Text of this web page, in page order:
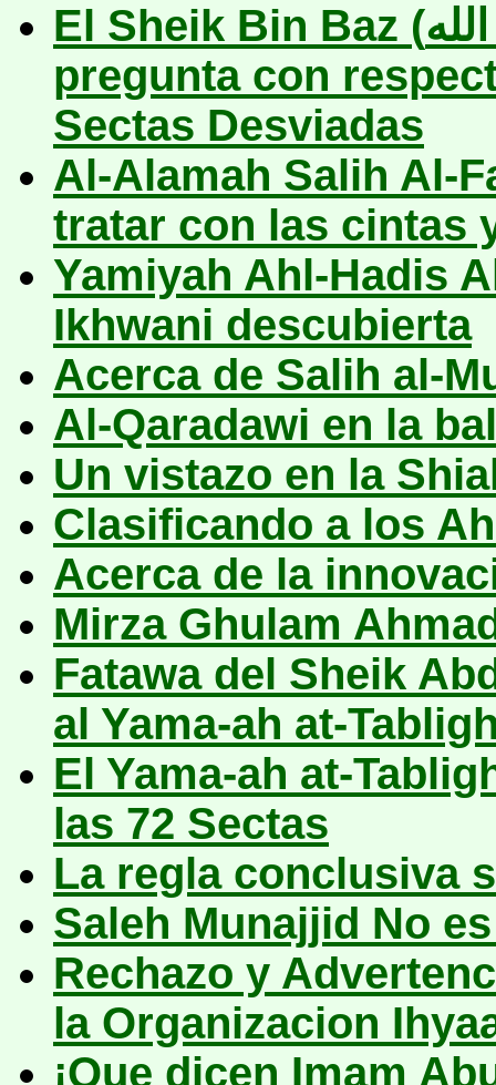
El Sheik Bin Baz (
pregunta con
Sectas Desviadas
Al-Alamah Salih Al-
tratar con las cintas
Yamiyah Ahl-Hadis
Ikhwani descubierta
Acerca de Salih al-
Al-Qaradawi en la
Un vistazo en la
Clasificando a los
Acerca de la
Mirza Ghulam
Fatawa del Sheik
al Yama-ah at-
El Yama-ah at-
las 72 Sectas
La regla conclusiva
Saleh Munajjid No
Rechazo y
la Organizacion
¡Que dicen Imam